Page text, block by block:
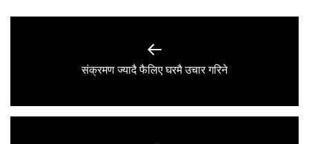
Previous
संक्रमण ज्यादै फैलिए घरमै उचार गरिने